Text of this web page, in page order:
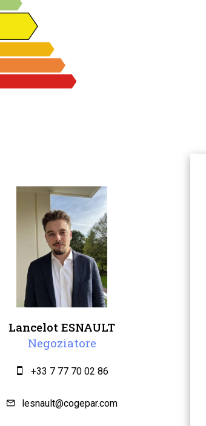
Lancelot ESNAULT
Negoziatore
+33 7 77 70 02 86
lesnault@cogepar.com